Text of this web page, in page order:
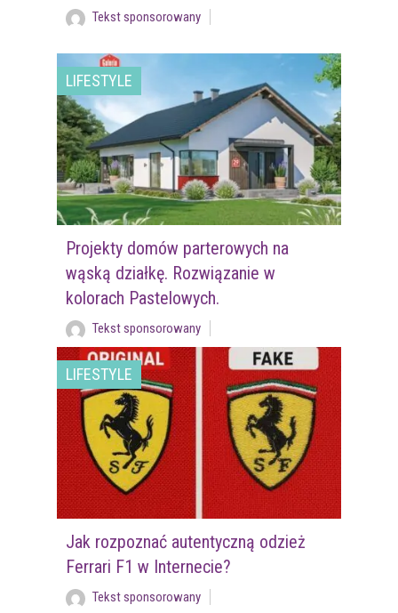
Tekst sponsorowany
LIFESTYLE
Projekty domów parterowych na
wąską działkę. Rozwiązanie w
kolorach Pastelowych.
Tekst sponsorowany
LIFESTYLE
Jak rozpoznać autentyczną odzież
Ferrari F1 w Internecie?
Tekst sponsorowany